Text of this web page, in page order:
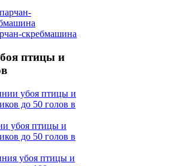
скребмашина
птицы и
убоя птицы и
до 50 голов в